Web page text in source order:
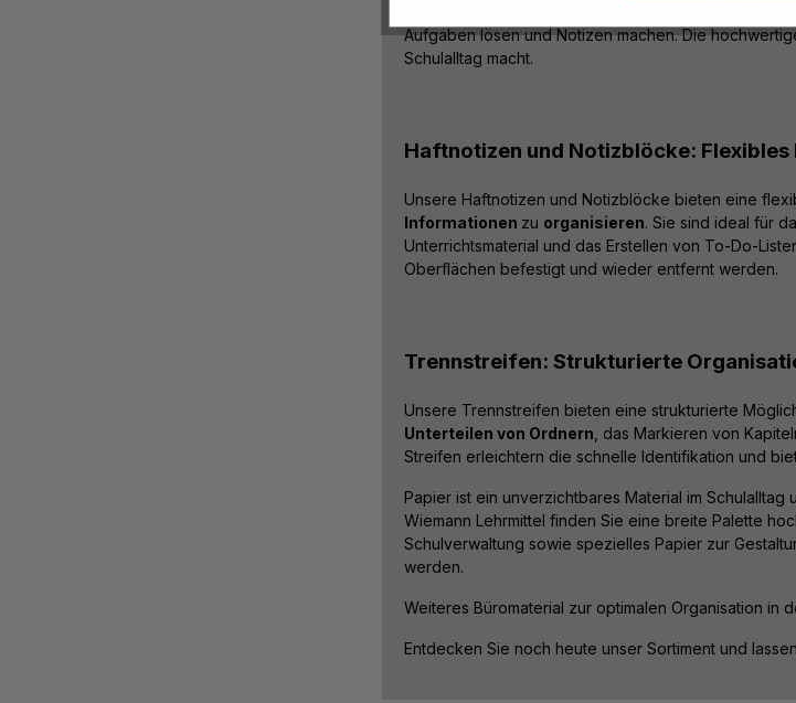
. Mit
Aufgaben lösen und Notizen machen. Die
Schulalltag macht.
Haftnotizen und Notizblöcke:
Unsere Haftnotizen und Notizblöcke bieten eine
Informationen zu organisieren. Sie sind ideal für
Unterrichtsmaterial und das Erstellen von To-Do-
Oberflächen befestigt und wieder entfernt werden.
Trennstreifen: Strukturierte
Unsere Trennstreifen bieten eine strukturierte
Unterteilen von Ordnern , das Markieren von
Streifen erleichtern die schnelle Identifikation und
Papier ist ein unverzichtbares Material im
Wiemann Lehrmittel finden Sie eine breite Palette
Schulverwaltung sowie spezielles Papier zur
werden.
Weiteres Büromaterial zur optimalen Organisation in
Entdecken Sie noch heute unser Sortiment und